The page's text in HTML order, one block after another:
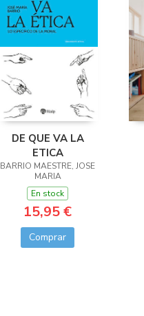
DE QUE VA LA
ETICA
BARRIO MAESTRE, JOSE
MARIA
En stock
15,95 €
Comprar